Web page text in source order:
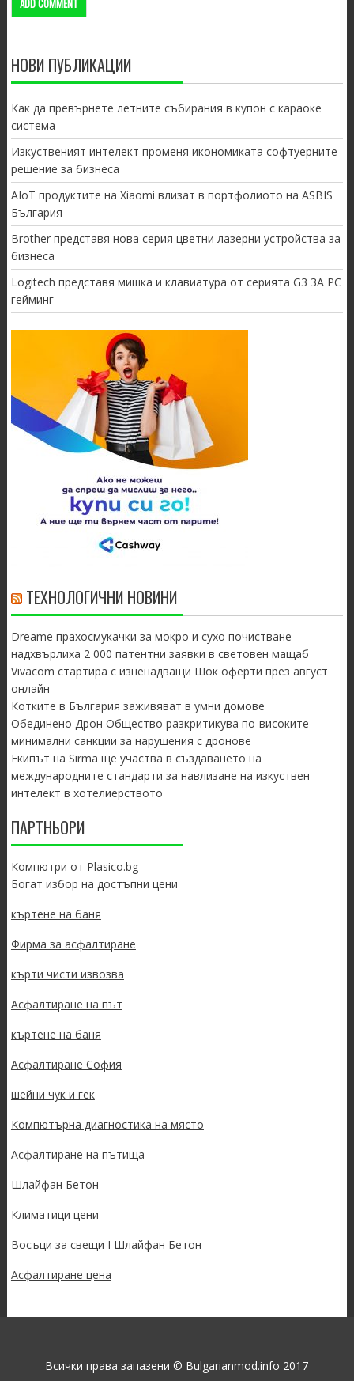
НОВИ ПУБЛИКАЦИИ
Как да превърнете летните събирания в купон с караоке
система
Изкуственият интелект променя икономиката софтуерните
решение за бизнеса
AIoT продуктите на Xiaomi влизат в портфолиото на ASBIS
България
Brother представя нова серия цветни лазерни устройства за
бизнеса
Logitech представя мишка и клавиатура от серията G3 ЗА PC
гейминг
ТЕХНОЛОГИЧНИ НОВИНИ
Dreame прахосмукачки за мокро и сухо почистване
надхвърлиха 2 000 патентни заявки в световен мащаб
Vivacom стартира с изненадващи Шок оферти през август
онлайн
Котките в България заживяват в умни домове
Обединено Дрон Общество разкритикува по-високите
минимални санкции за нарушения с дронове
Екипът на Sirma ще участва в създаването на
международните стандарти за навлизане на изкуствен
интелект в хотелиерството
ПАРТНЬОРИ
Компютри от Plasico.bg
Богат избор на достъпни цени
къртене на баня
Фирма за асфалтиране
кърти чисти извозва
Асфалтиране на път
къртене на баня
Асфалтиране София
шейни чук и гек
Компютърна диагностика на място
Асфалтиране на пътища
Шлайфан Бетон
Климатици цени
Восъци за свещи I Шлайфан Бетон
Асфалтиране цена
Всички права запазени © Bulgarianmod.info 2017